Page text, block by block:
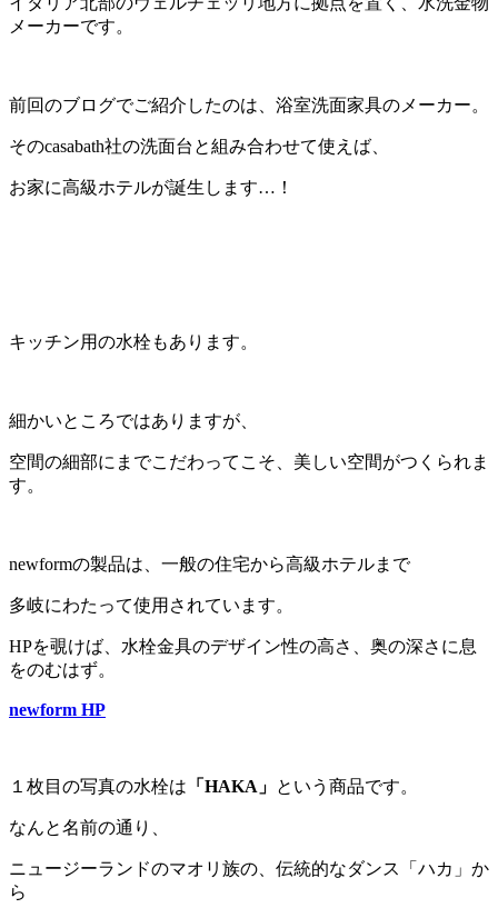
メーカーです。
前回のブログでご紹介したのは、浴室洗面家具のメーカー。
そのcasabath社の洗面台と組み合わせて使えば、
お家に高級ホテルが誕生します…！
キッチン用の水栓もあります。
細かいところではありますが、
空間の細部にまでこだわってこそ、美しい空間がつくられま
す。
newformの製品は、一般の住宅から高級ホテルまで
多岐にわたって使用されています。
HPを覗けば、水栓金具のデザイン性の高さ、奥の深さに息
をのむはず。
newform HP
１枚目の写真の水栓は 「HAKA」 という商品です。
なんと名前の通り、
ニュージーランドのマオリ族の、伝統的なダンス「ハカ」か
ら